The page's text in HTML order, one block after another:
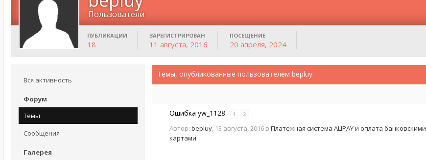
Пользователи
ПУБЛИКАЦИИ
18
ЗАРЕГИСТРИРОВАН
11 августа, 2016
ПОСЕЩЕНИЕ
20 апреля, 2024
Вся активность
Форум
Темы
Сообщения
Галерея
Темы, опубликованные пользователем bepluy
Ошибка yw_1128 1 2
Автор: bepluy, 13 августа, 2016 в Платежная система ALIPAY и оплата банковскими
картами